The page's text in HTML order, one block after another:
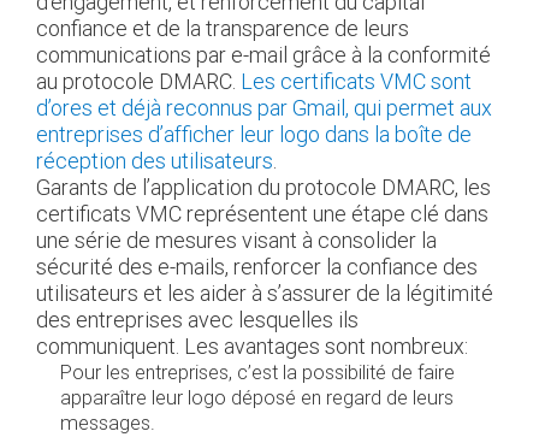
confiance et de la transparence de leurs
communications par e-mail grâce à la conformité
au protocole DMARC. Les certificats VMC sont
d’ores et déjà reconnus par Gmail, qui permet aux
entreprises d’afficher leur logo dans la boîte de
réception des utilisateurs.
Garants de l’application du protocole DMARC, les
certificats VMC représentent une étape clé dans
une série de mesures visant à consolider la
sécurité des e-mails, renforcer la confiance des
utilisateurs et les aider à s’assurer de la légitimité
des entreprises avec lesquelles ils
communiquent. Les avantages sont nombreux:
Pour les entreprises, c’est la possibilité de faire
apparaître leur logo déposé en regard de leurs
messages.